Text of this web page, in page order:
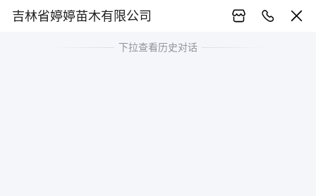
吉林省婷婷苗木有限公司
下拉查看历史对话